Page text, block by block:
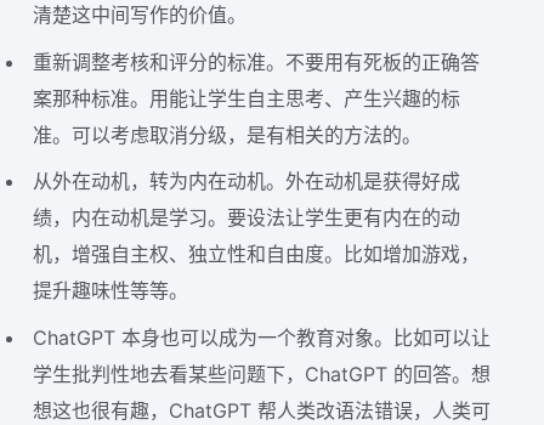
清楚这中间写作的价值。
重新调整考核和评分的标准。不要用有死板的正确答
案那种标准。用能让学生自主思考、产生兴趣的标
准。可以考虑取消分级，是有相关的方法的。
从外在动机，转为内在动机。外在动机是获得好成
绩，内在动机是学习。要设法让学生更有内在的动
机，增强自主权、独立性和自由度。比如增加游戏，
提升趣味性等等。
ChatGPT 本身也可以成为一个教育对象。比如可以让
学生批判性地去看某些问题下，ChatGPT 的回答。想
想这也很有趣，ChatGPT 帮人类改语法错误，人类可